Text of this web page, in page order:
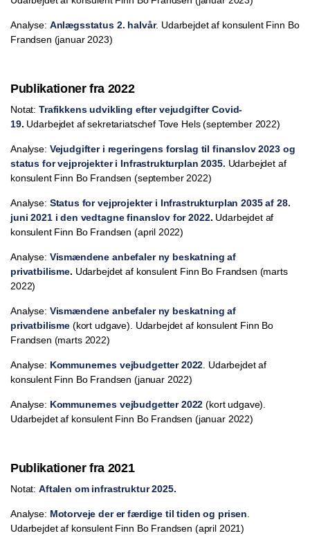
Analyse: Anlægsstatus 2. halvår. Udarbejdet af konsulent Finn Bo
Frandsen (januar 2023)
Publikationer fra 2022
Notat: Trafikkens udvikling efter vejudgifter Covid-
19. Udarbejdet af sekretariatschef Tove Hels (september 2022)
Analyse: Vejudgifter i regeringens forslag til finanslov 2023 og
status for vejprojekter i Infrastrukturplan 2035. Udarbejdet af
konsulent Finn Bo Frandsen (september 2022)
Analyse: Status for vejprojekter i Infrastrukturplan 2035 af 28.
juni 2021 i den vedtagne finanslov for 2022. Udarbejdet af
konsulent Finn Bo Frandsen (april 2022)
Analyse: Vismændene anbefaler ny beskatning af
privatbilisme. Udarbejdet af konsulent Finn Bo Frandsen (marts
2022)
Analyse: Vismændene anbefaler ny beskatning af
privatbilisme (kort udgave). Udarbejdet af konsulent Finn Bo
Frandsen (marts 2022)
Analyse: Kommunernes vejbudgetter 2022 . Udarbejdet af
konsulent Finn Bo Frandsen (januar 2022)
Analyse: Kommunernes vejbudgetter 2022 (kort udgave).
Udarbejdet af konsulent Finn Bo Frandsen (januar 2022)
Publikationer fra 2021
Notat: Aftalen om infrastruktur 2025.
Analyse: Motorveje der er færdige til tiden og prisen
Udarbejdet af konsulent Finn Bo Frandsen (april 2021)